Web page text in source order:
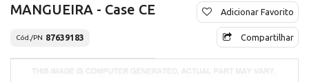
MANGUEIRA - Case CE
Cód./PN 87639183
Adicionar Favorito
Compartilhar